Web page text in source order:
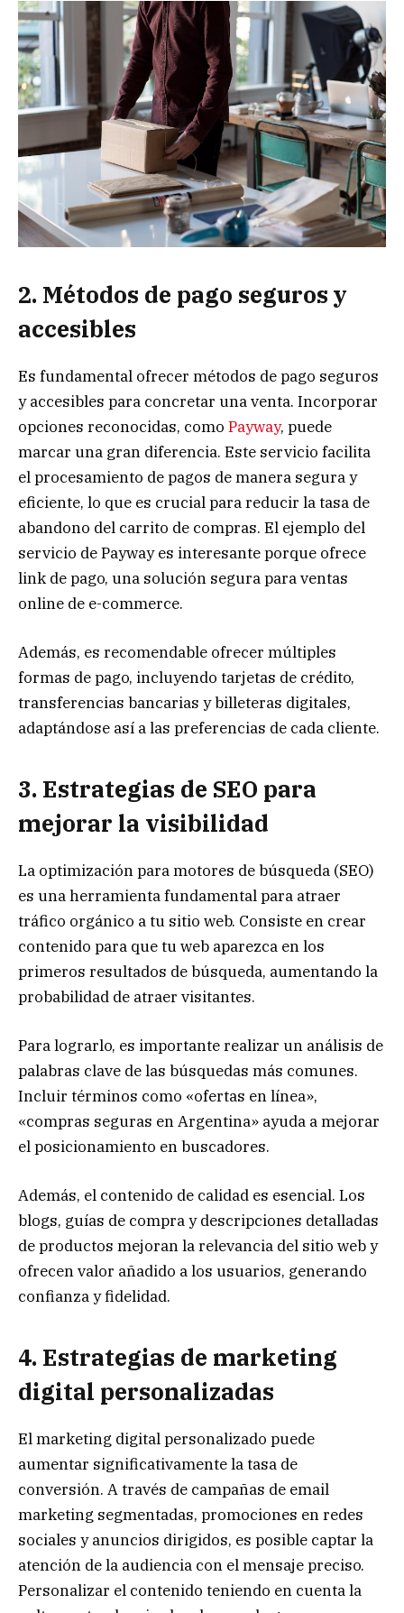
2. Métodos de pago seguros y
accesibles
Es fundamental ofrecer métodos de pago seguros
y accesibles para concretar una venta. Incorporar
opciones reconocidas, como Payway, puede
marcar una gran diferencia. Este servicio facilita
el procesamiento de pagos de manera segura y
eficiente, lo que es crucial para reducir la tasa de
abandono del carrito de compras. El ejemplo del
servicio de Payway es interesante porque ofrece
link de pago, una solución segura para ventas
online de e-commerce.
Además, es recomendable ofrecer múltiples
formas de pago, incluyendo tarjetas de crédito,
transferencias bancarias y billeteras digitales,
adaptándose así a las preferencias de cada cliente.
3. Estrategias de SEO para
mejorar la visibilidad
La optimización para motores de búsqueda (SEO)
es una herramienta fundamental para atraer
tráfico orgánico a tu sitio web. Consiste en crear
contenido para que tu web aparezca en los
primeros resultados de búsqueda, aumentando la
probabilidad de atraer visitantes.
Para lograrlo, es importante realizar un análisis de
palabras clave de las búsquedas más comunes.
Incluir términos como «ofertas en línea»,
«compras seguras en Argentina» ayuda a mejorar
el posicionamiento en buscadores.
Además, el contenido de calidad es esencial. Los
blogs, guías de compra y descripciones detalladas
de productos mejoran la relevancia del sitio web y
ofrecen valor añadido a los usuarios, generando
confianza y fidelidad.
4. Estrategias de marketing
digital personalizadas
El marketing digital personalizado puede
aumentar significativamente la tasa de
conversión. A través de campañas de email
marketing segmentadas, promociones en redes
sociales y anuncios dirigidos, es posible captar la
atención de la audiencia con el mensaje preciso.
Personalizar el contenido teniendo en cuenta la